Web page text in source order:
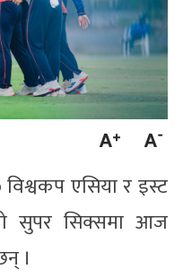
एसिया र इस्ट
सुपर सिक्समा आज
।